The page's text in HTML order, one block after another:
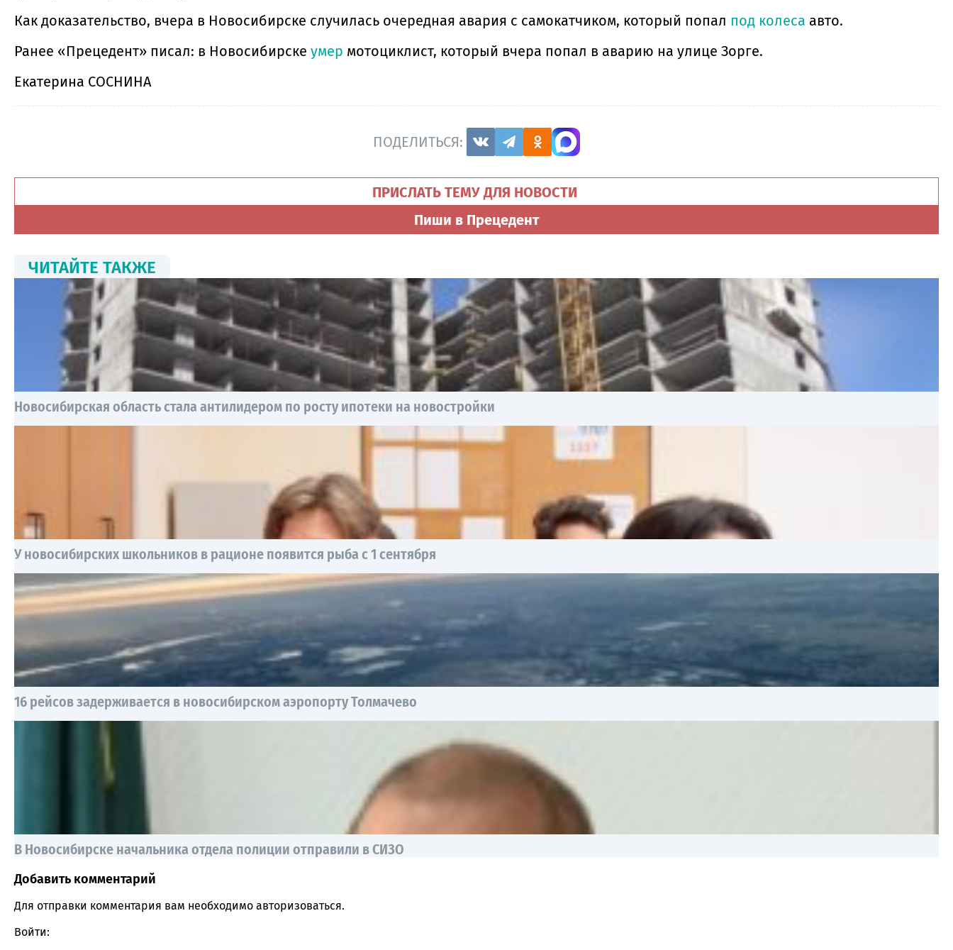
Как доказательство, вчера в Новосибирске случилась очередная авария с самокатчиком, который попал под колеса авто.
Ранее «Прецедент» писал: в Новосибирске умер мотоциклист, который вчера попал в аварию на улице Зорге.
Екатерина СОСНИНА
ПОДЕЛИТЬСЯ:
ПРИСЛАТЬ ТЕМУ ДЛЯ НОВОСТИ
Пиши в Прецедент
ЧИТАЙТЕ ТАКЖЕ
Новосибирская область стала антилидером по росту ипотеки на новостройки
У новосибирских школьников в рационе появится рыба с 1 сентября
16 рейсов задерживается в новосибирском аэропорту Толмачево
В Новосибирске начальника отдела полиции отправили в СИЗО
Comment section
Добавить комментарий
Для отправки комментария вам необходимо авторизоваться.
Войти: